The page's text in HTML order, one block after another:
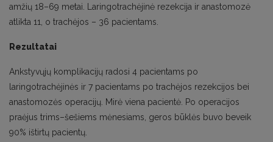
amžių 18–69 metai. Laringotrachėjinė rezekcija ir anastomozė
atlikta 11, o trachėjos – 36 pacientams.
Rezultatai
Ankstyvųjų komplikacijų radosi 4 pacientams po
laringotrachėjinės ir 7 pacientams po trachėjos rezekcijos bei
anastomozės operacijų. Mirė viena pacientė. Po operacijos
praėjus trims–šešiems mėnesiams, geros būklės buvo beveik
90% ištirtų pacientų.